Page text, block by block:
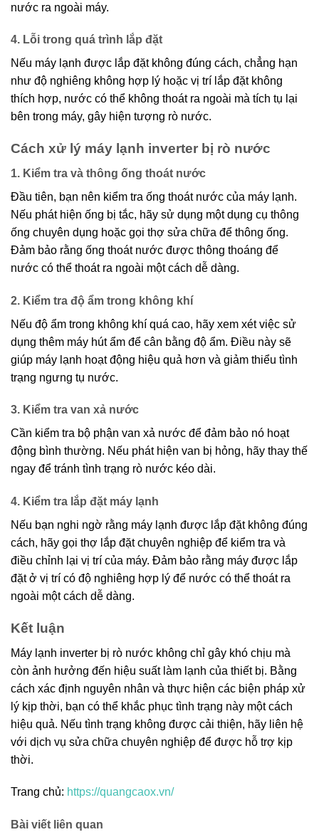
nước ra ngoài máy.
4. Lỗi trong quá trình lắp đặt
Nếu máy lạnh được lắp đặt không đúng cách, chẳng hạn
như độ nghiêng không hợp lý hoặc vị trí lắp đặt không
thích hợp, nước có thể không thoát ra ngoài mà tích tụ lại
bên trong máy, gây hiện tượng rò nước.
Cách xử lý máy lạnh inverter bị rò nước
1. Kiểm tra và thông ống thoát nước
Đầu tiên, bạn nên kiểm tra ống thoát nước của máy lạnh.
Nếu phát hiện ống bị tắc, hãy sử dụng một dụng cụ thông
ống chuyên dụng hoặc gọi thợ sửa chữa để thông ống.
Đảm bảo rằng ống thoát nước được thông thoáng để
nước có thể thoát ra ngoài một cách dễ dàng.
2. Kiểm tra độ ẩm trong không khí
Nếu độ ẩm trong không khí quá cao, hãy xem xét việc sử
dụng thêm máy hút ẩm để cân bằng độ ẩm. Điều này sẽ
giúp máy lạnh hoạt động hiệu quả hơn và giảm thiểu tình
trạng ngưng tụ nước.
3. Kiểm tra van xả nước
Cần kiểm tra bộ phận van xả nước để đảm bảo nó hoạt
động bình thường. Nếu phát hiện van bị hỏng, hãy thay thế
ngay để tránh tình trạng rò nước kéo dài.
4. Kiểm tra lắp đặt máy lạnh
Nếu bạn nghi ngờ rằng máy lạnh được lắp đặt không đúng
cách, hãy gọi thợ lắp đặt chuyên nghiệp để kiểm tra và
điều chỉnh lại vị trí của máy. Đảm bảo rằng máy được lắp
đặt ở vị trí có độ nghiêng hợp lý để nước có thể thoát ra
ngoài một cách dễ dàng.
Kết luận
Máy lạnh inverter bị rò nước không chỉ gây khó chịu mà
còn ảnh hưởng đến hiệu suất làm lạnh của thiết bị. Bằng
cách xác định nguyên nhân và thực hiện các biện pháp xử
lý kịp thời, bạn có thể khắc phục tình trạng này một cách
hiệu quả. Nếu tình trạng không được cải thiện, hãy liên hệ
với dịch vụ sửa chữa chuyên nghiệp để được hỗ trợ kịp
thời.
Trang chủ: https://quangcaox.vn/
Bài viết liên quan